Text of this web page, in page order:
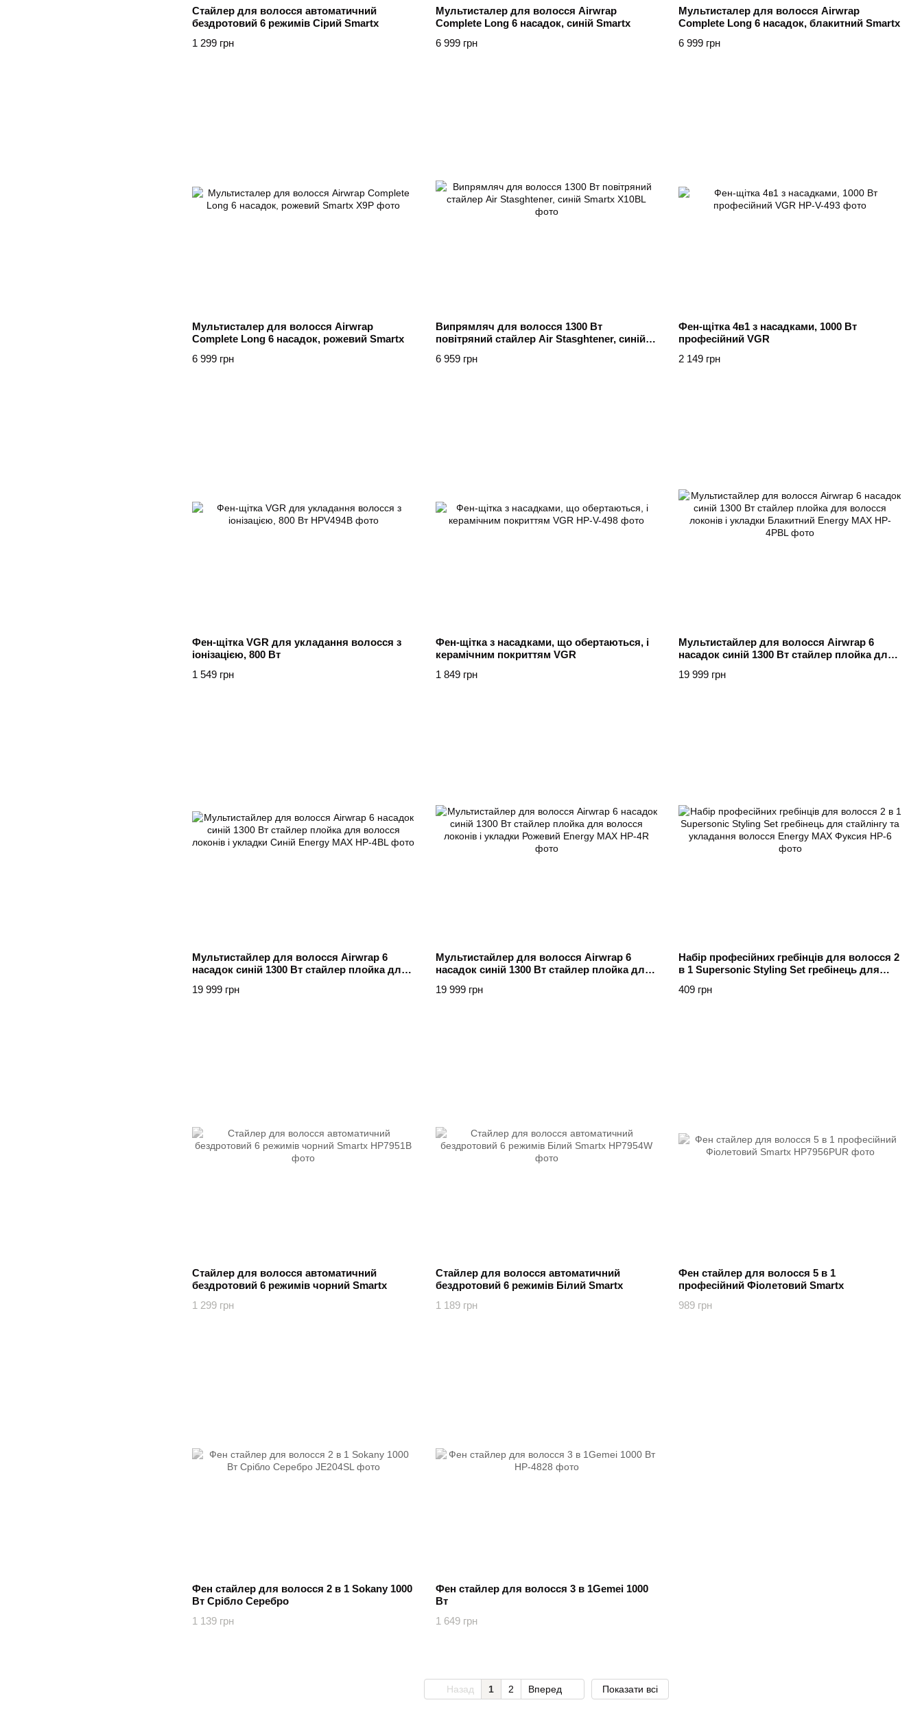
Стайлер для волосся автоматичний
бездротовий 6 режимів Сірий Smartx
1 299 грн
Мультисталер для волосся Airwrap
Complete Long 6 насадок, синій Smartx
6 999 грн
Мультисталер для волосся Airwrap
Complete Long 6 насадок, блакитний Smartx
6 999 грн
Мультисталер для волосся Airwrap
Complete Long 6 насадок, рожевий Smartx
6 999 грн
Випрямляч для волосся 1300 Вт
повітряний стайлер Air Stasghtener, синій
6 959 грн
Фен-щітка 4в1 з насадками, 1000 Вт
професійний VGR
2 149 грн
Фен-щітка VGR для укладання волосся з
іонізацією, 800 Вт
1 549 грн
Фен-щітка з насадками, що обертаються, і
керамічним покриттям VGR
1 849 грн
Мультистайлер для волосся Airwrap 6
насадок синій 1300 Вт стайлер плойка для
Energy MAX
19 999 грн
Мультистайлер для волосся Airwrap 6
насадок синій 1300 Вт стайлер плойка для
MAX
19 999 грн
Мультистайлер для волосся Airwrap 6
насадок синій 1300 Вт стайлер плойка для
MAX
19 999 грн
Набір професійних гребінців для волосся 2
в 1 Supersonic Styling Set гребінець для
MAX Фуксия
409 грн
Стайлер для волосся автоматичний
бездротовий 6 режимів чорний Smartx
1 299 грн
Стайлер для волосся автоматичний
бездротовий 6 режимів Білий Smartx
1 189 грн
Фен стайлер для волосся 5 в 1
професійний Фіолетовий Smartx
989 грн
Фен стайлер для волосся 2 в 1 Sokany 1000
Вт Срібло Серебро
1 139 грн
Фен стайлер для волосся 3 в 1Gemei 1000
Вт
1 649 грн
Назад 1 2 Вперед Показати всі